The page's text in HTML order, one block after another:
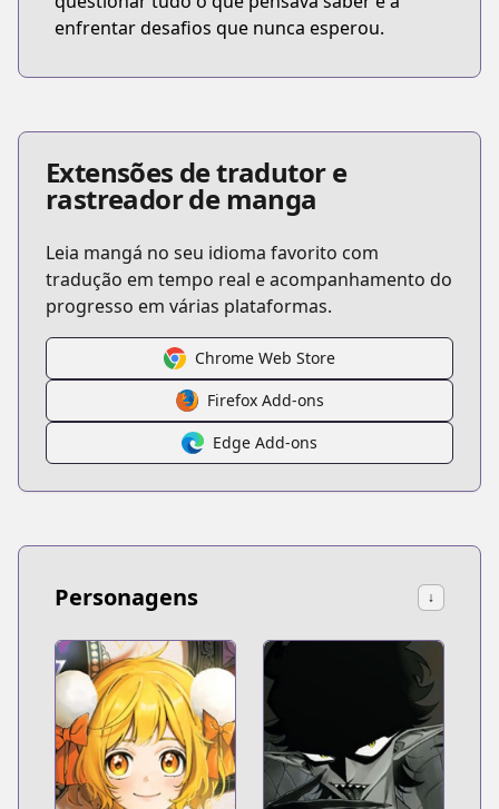
enfrentar desafios que nunca esperou.
Extensões de tradutor e
rastreador de manga
Leia mangá no seu idioma favorito com
tradução em tempo real e acompanhamento do
progresso em várias plataformas.
Chrome Web Store
Firefox Add-ons
Edge Add-ons
Personagens ↓